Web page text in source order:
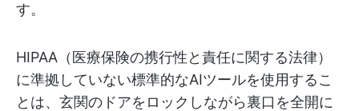
す。
HIPAA（医療保険の携行性と責任に関する法律）
に準拠していない標準的なAIツールを使用するこ
とは、玄関のドアをロックしながら裏口を全開に